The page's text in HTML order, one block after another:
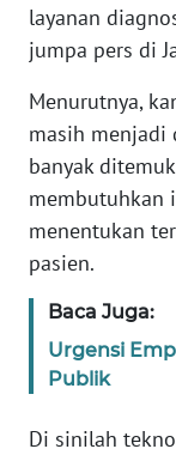
layanan
jumpa pers di
Menurutnya,
masih menjadi
banyak
membutuhkan
menentukan
pasien.
Baca Juga:
Urgensi
Publik
Di sinilah
WN
SUMUT
WN
JAKARTA
WN